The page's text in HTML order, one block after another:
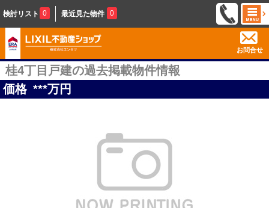
検討リスト 0 最近見た物件 0
お問合せ
桂4丁目戸建の過去掲載物件情報
価格 ***万円